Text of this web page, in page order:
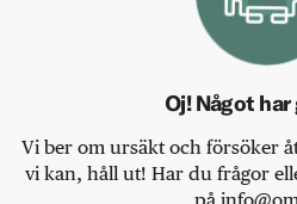
Oj! Något
Vi ber om ursäkt och försöker
vi kan, håll ut! Har du frågor